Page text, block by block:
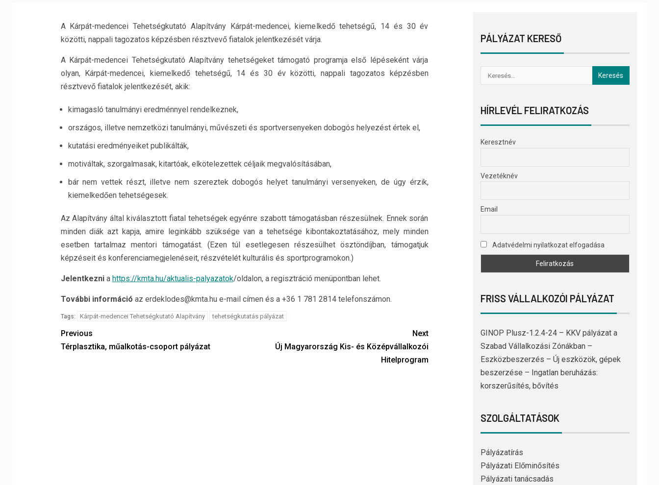
A Kárpát-medencei Tehetségkutató Alapítvány Kárpát-medencei, kiemelkedő tehetségű, 14 és 30 év
közötti, nappali tagozatos képzésben résztvevő fiatalok jelentkezését várja.
A Kárpát-medencei Tehetségkutató Alapítvány tehetségeket támogató programja első lépéseként várja
olyan, Kárpát-medencei, kiemelkedő tehetségű, 14 és 30 év közötti, nappali tagozatos képzésben
résztvevő fiatalok jelentkezését, akik:
kimagasló tanulmányi eredménnyel rendelkeznek,
országos, illetve nemzetközi tanulmányi, művészeti és sportversenyeken dobogós helyezést értek el,
kutatási eredményeiket publikálták,
motiváltak, szorgalmasak, kitartóak, elkötelezettek céljaik megvalósításában,
bár nem vettek részt, illetve nem szereztek dobogós helyet tanulmányi versenyeken, de úgy érzik,
kiemelkedően tehetségesek.
Az Alapítvány által kiválasztott fiatal tehetségek egyénre szabott támogatásban részesülnek. Ennek során
minden diák azt kapja, amire leginkább szüksége van a tehetsége kibontakoztatásához, mely minden
esetben tartalmaz mentori támogatást. (Ezen túl esetlegesen részesülhet ösztöndíjban, támogatjuk
képzéseit és konferenciamegjelenéseit, részvételét kulturális és sportprogramokon.)
Jelentkeznia https://kmta.hu/aktualis-palyazatok/oldalon, a regisztráció menüpontban lehet.
További információ az erdeklodes@kmta.hu e-mail címen és a +36 1 781 2814 telefonszámon.
Tags: Kárpát-medencei Tehetségkutató Alapítvány tehetségkutatás pályázat
Previous
Térplasztika, műalkotás-csoport pályázat
Next
Új Magyarország Kis- és Középvállalkozói
Hitelprogram
PÁLYÁZAT KERESŐ
HÍRLEVÉL FELIRATKOZÁS
Keresztnév
Vezetéknév
Email
Adatvédelmi nyilatkozat elfogadása
FRISS VÁLLALKOZÓI PÁLYÁZAT
GINOP Plusz-1.2.4-24 – KKV pályázat a
Szabad Vállalkozási Zónákban –
Eszközbeszerzés – Új eszközök, gépek
beszerzése – Ingatlan beruházás:
korszerűsítés, bővítés
SZOLGÁLTATÁSOK
Pályázatírás
Pályázati Előminősítés
Pályázati tanácsadás